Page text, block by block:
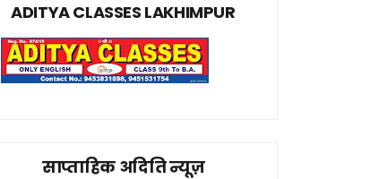
ADITYA CLASSES LAKHIMPUR
साप्ताहिक अदिति न्यूज़